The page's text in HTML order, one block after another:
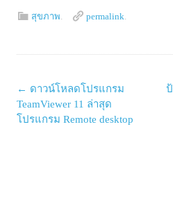
สุขภาพ. permalink.
Post
navigation
← ดาวน์โหลดโปรแกรม
TeamViewer 11 ล่าสุด
โปรแกรม Remote desktop